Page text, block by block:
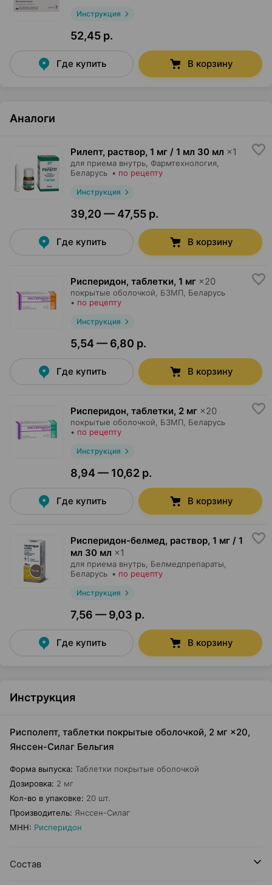
Инструкция
52,45 р.
Где купить В корзину
Аналоги
Рилепт, раствор, 1 мг / 1 мл 30 мл ×1
для приема внутрь, Фармтехнология
Беларусь • по рецепту
Инструкция
39,20 — 47,55 р.
Где купить В корзину
Рисперидон, таблетки, 1 мг ×20
покрытые оболочкой, БЗМП , Беларусь
• по рецепту
Инструкция
5,54 — 6,80 р.
Где купить В корзину
Рисперидон, таблетки, 2 мг ×20
покрытые оболочкой, БЗМП , Беларусь
• по рецепту
Инструкция
8,94 — 10,62 р.
Где купить В корзину
Рисперидон-белмед, раствор, 1 мг / 1
мл 30 мл ×1
для приема внутрь, Белмедпрепараты
Беларусь • по рецепту
Инструкция
7,56 — 9,03 р.
Где купить В корзину
Инструкция
Рисполепт, таблетки покрытые оболочкой, 2 мг ×20,
Янссен-Силаг Бельгия
Форма выпуска: Таблетки покрытые оболочкой
Дозировка: 2 мг
Кол-во в упаковке: 20 шт.
Производитель: Янссен-Силаг
МНН: Рисперидон
Состав